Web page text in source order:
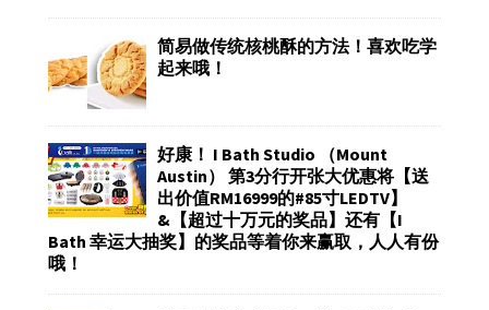
简易做传统核桃酥的方法！喜欢吃学
起来哦！
好康！ I Bath Studio （Mount
Austin） 第3分行开张大优惠将【送
出价值RM16999的#85寸LEDTV】
&【超过十万元的奖品】还有【I
Bath 幸运大抽奖】的奖品等着你来赢取，人人有份
哦！